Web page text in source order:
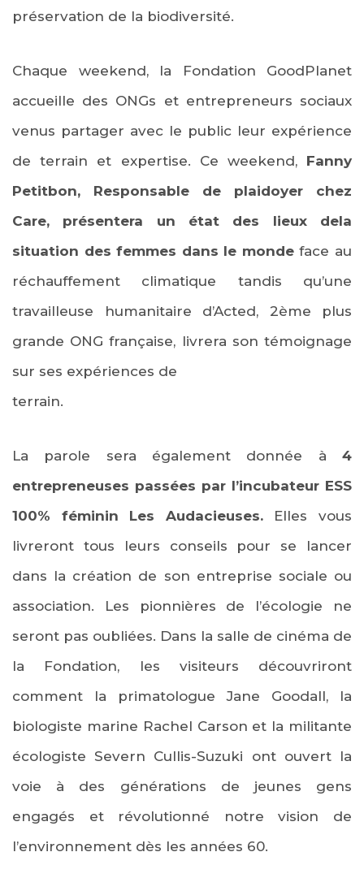
préservation de la biodiversité.
Chaque weekend, la Fondation GoodPlanet
accueille des ONGs et entrepreneurs sociaux
venus partager avec le public leur expérience
de terrain et expertise. Ce weekend, Fanny
Petitbon, Responsable de plaidoyer chez
Care, présentera un état des lieux dela
situation des femmes dans le mondeface au
réchauffement climatique tandis qu’une
travailleuse humanitaire d’Acted, 2ème plus
grande ONG française, livrera son témoignage
sur ses expériences de
terrain.
La parole sera également donnée à 4
entrepreneuses passées par l’incubateur ESS
100% féminin Les Audacieuses.Elles vous
livreront tous leurs conseils pour se lancer
dans la création de son entreprise sociale ou
association. Les pionnières de l’écologie ne
seront pas oubliées. Dans la salle de cinéma de
la Fondation, les visiteurs découvriront
comment la primatologue Jane Goodall, la
biologiste marine Rachel Carson et la militante
écologiste Severn Cullis-Suzuki ont ouvert la
voie à des générations de jeunes gens
engagés et révolutionné notre vision de
l’environnement dès les années 60.